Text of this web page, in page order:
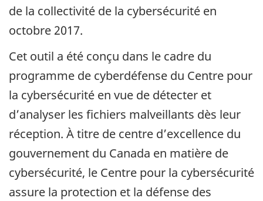
de la collectivité de la cybersécurité en
octobre 2017.
Cet outil a été conçu dans le cadre du
programme de cyberdéfense du Centre pour
la cybersécurité en vue de détecter et
d’analyser les fichiers malveillants dès leur
réception. À titre de centre d’excellence du
gouvernement du Canada en matière de
cybersécurité, le Centre pour la cybersécurité
assure la protection et la défense des